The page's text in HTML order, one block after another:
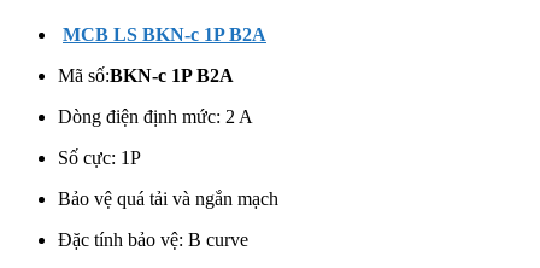
MCB LS BKN-c 1P B2A
Mã số:BKN-c 1P B2A
Dòng điện định mức: 2 A
Số cực: 1P
Bảo vệ quá tải và ngắn mạch
Đặc tính bảo vệ: B curve